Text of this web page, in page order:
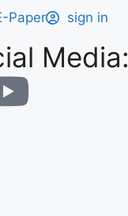
Paper sign in
Media: